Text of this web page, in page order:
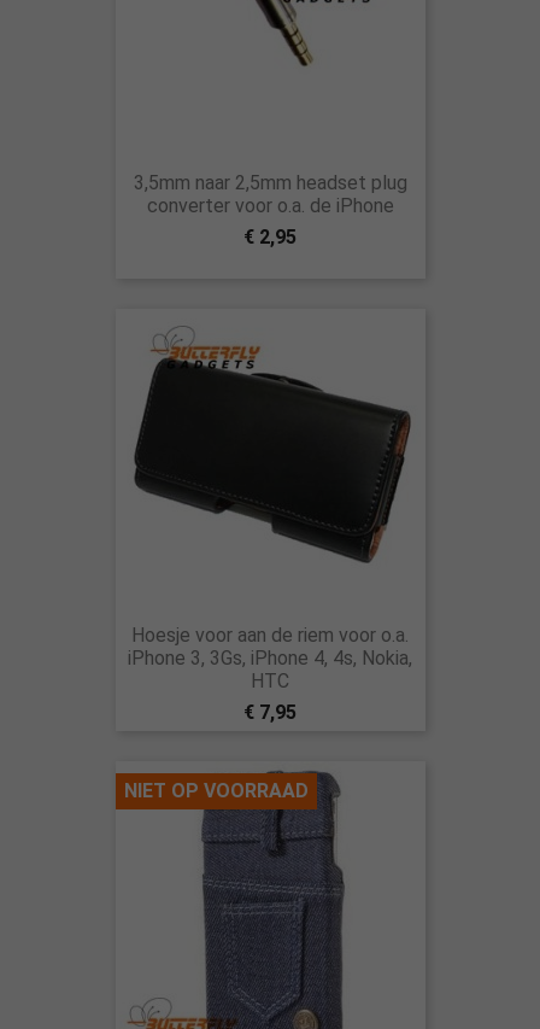
3,5mm naar 2,5mm headset plug
converter voor o.a. de iPhone
€ 2,95
Hoesje voor aan de riem voor o.a.
iPhone 3, 3Gs, iPhone 4, 4s, Nokia,
HTC
€ 7,95
NIET OP VOORRAAD